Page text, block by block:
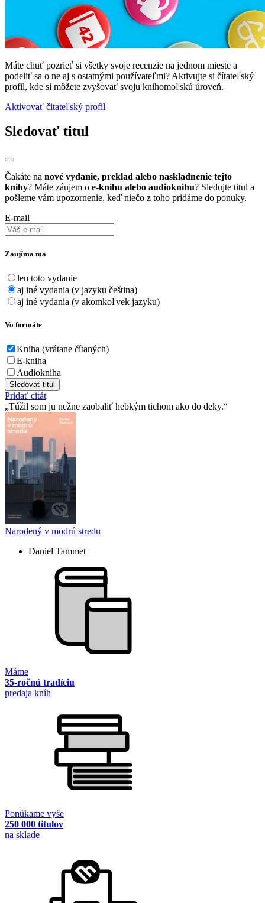
Máte chuť pozrieť si všetky svoje recenzie na jednom mieste a
podeliť sa o ne aj s ostatnými používateľmi? Aktivujte si čítateľský
profil, kde si môžete zvyšovať svoju knihomoľskú úroveň.
Aktivovať čitateľský profil
Sledovať titul
Čakáte na nové vydanie, preklad alebo naskladnenie tejto
knihy? Máte záujem o e-knihu alebo audioknihu? Sledujte titul a
pošleme vám upozornenie, keď niečo z toho pridáme do ponuky.
E-mail
Zaujíma ma
len toto vydanie
aj iné vydania (v jazyku čeština)
aj iné vydania (v akomkoľvek jazyku)
Vo formáte
Kniha (vrátane čítaných)
E-kniha
Audiokniha
Sledovať titul
Pridať citát
Túžil som ju nežne zaobaliť hebkým tichom ako do deky.
Narodený v modrú stredu
Daniel Tammet
Máme
35-ročnú tradíciu
predaja kníh
Ponúkame vyše
250 000 titulov
na sklade